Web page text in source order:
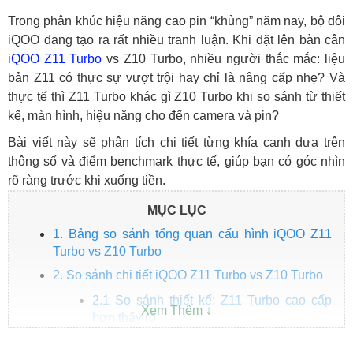
Trong phân khúc hiệu năng cao pin “khủng” năm nay, bộ đôi
iQOO đang tạo ra rất nhiều tranh luận. Khi đặt lên bàn cân
iQOO Z11 Turbo vs Z10 Turbo, nhiều người thắc mắc: liệu
bản Z11 có thực sự vượt trội hay chỉ là nâng cấp nhẹ? Và
thực tế thì Z11 Turbo khác gì Z10 Turbo khi so sánh từ thiết
kế, màn hình, hiệu năng cho đến camera và pin?
Bài viết này sẽ phân tích chi tiết từng khía cạnh dựa trên
thông số và điểm benchmark thực tế, giúp bạn có góc nhìn
rõ ràng trước khi xuống tiền.
MỤC LỤC
1. Bảng so sánh tổng quan cấu hình iQOO Z11
Turbo vs Z10 Turbo
2. So sánh chi tiết iQOO Z11 Turbo vs Z10 Turbo
2.1 So sánh thiết kế: Z11 Turbo cao cấp
hơn thấy rõ